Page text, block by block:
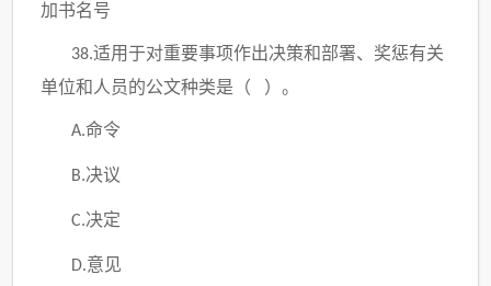
加书名号
38.适用于对重要事项作出决策和部署、奖惩有关
单位和人员的公文种类是（ ）。
A.命令
B.决议
C.决定
D.意见